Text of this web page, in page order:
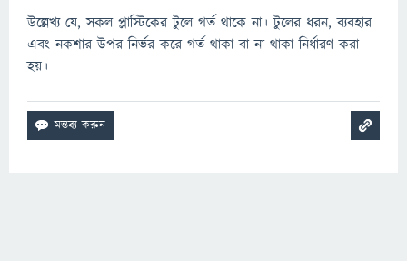
উল্লেখ্য যে, সকল প্লাস্টিকের টুলে গর্ত থাকে না। টুলের ধরন, ব্যবহার
এবং নকশার উপর নির্ভর করে গর্ত থাকা বা না থাকা নির্ধারণ করা
হয়।